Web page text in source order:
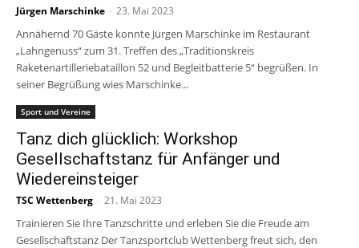
Jürgen Marschinke - 23. Mai 2023
Annähernd 70 Gäste konnte Jürgen Marschinke im Restaurant
„Lahngenuss“ zum 31. Treffen des „Traditionskreis
Raketenartilleriebataillon 52 und Begleitbatterie 5“ begrüßen. In
seiner Begrüßung wies Marschinke...
Sport und Vereine
Tanz dich glücklich: Workshop
Gesellschaftstanz für Anfänger und
Wiedereinsteiger
TSC Wettenberg - 21. Mai 2023
Trainieren Sie Ihre Tanzschritte und erleben Sie die Freude am
Gesellschaftstanz Der Tanzsportclub Wettenberg freut sich, den